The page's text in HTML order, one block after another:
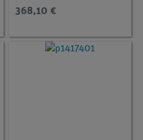
368,10 €